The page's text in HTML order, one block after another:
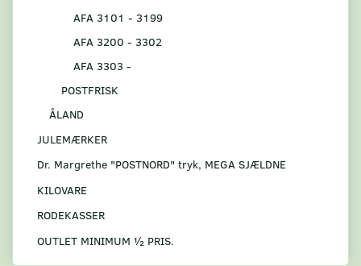
AFA 3101 - 3199
AFA 3200 - 3302
AFA 3303 -
POSTFRISK
ÅLAND
JULEMÆRKER
Dr. Margrethe "POSTNORD" tryk, MEGA SJÆLDNE
KILOVARE
RODEKASSER
OUTLET MINIMUM ½ PRIS.